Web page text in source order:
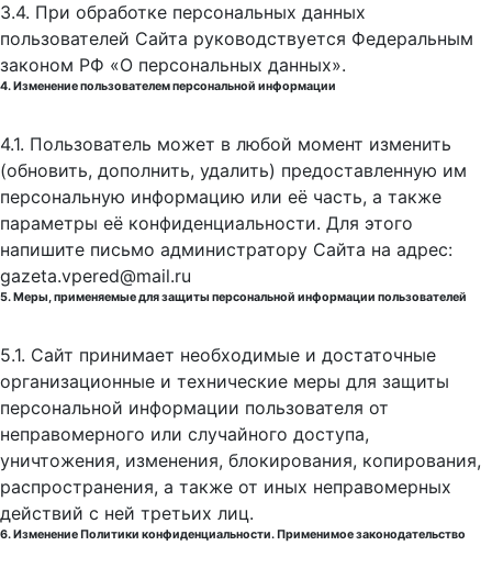
3.4. При обработке персональных данных
пользователей Сайта руководствуется Федеральным
законом РФ «О персональных данных».
4. Изменение пользователем персональной информации
4.1. Пользователь может в любой момент изменить
(обновить, дополнить, удалить) предоставленную им
персональную информацию или её часть, а также
параметры её конфиденциальности. Для этого
напишите письмо администратору Сайта на адрес:
gazeta.vpered@mail.ru
5. Меры, применяемые для защиты персональной информации пользователей
5.1. Сайт принимает необходимые и достаточные
организационные и технические меры для защиты
персональной информации пользователя от
неправомерного или случайного доступа,
уничтожения, изменения, блокирования, копирования,
распространения, а также от иных неправомерных
действий с ней третьих лиц.
6. Изменение Политики конфиденциальности. Применимое законодательство